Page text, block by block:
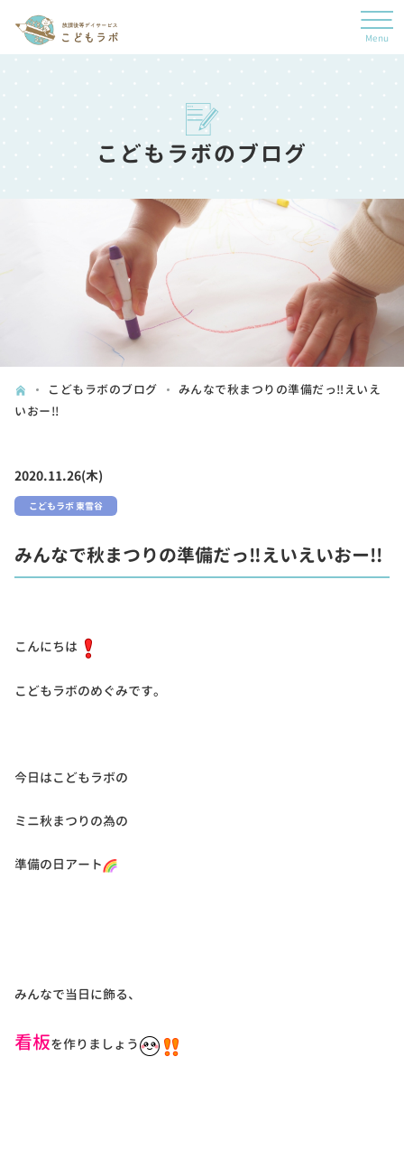
こどもラボのブログ
こどもラボのブログ
みんなで秋まつりの準備だっ‼えいえ
いおー!!
2020.11.26(木)
こどもラボ 東雪谷
みんなで秋まつりの準備だっ‼えいえいおー!!
こんにちは
こどもラボのめぐみです。
今日はこどもラボの
ミニ秋まつりの為の
準備の日アート
みんなで当日に飾る、
看板を作りましょう